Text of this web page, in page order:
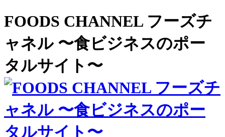
FOODS CHANNEL フーズチ
ャネル 〜食ビジネスのポー
タルサイト〜